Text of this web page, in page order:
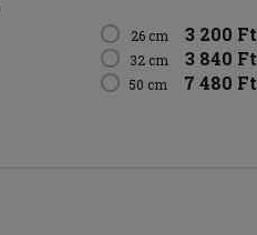
26 cm 3 200 Ft
32 cm 3 840 Ft
50 cm 7 480 Ft